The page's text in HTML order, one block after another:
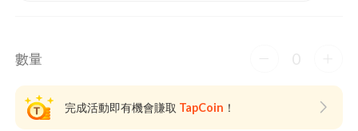
數量 0
完成活動即有機會賺取 TapCoin ！